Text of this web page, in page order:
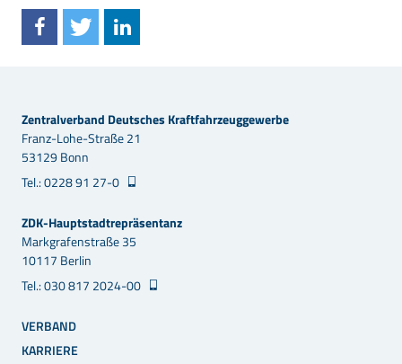
Zentralverband Deutsches Kraftfahrzeuggewerbe
Franz-Lohe-Straße 21
53129 Bonn
Tel.: 0228 91 27-0
ZDK-Hauptstadtrepräsentanz
Markgrafenstraße 35
10117 Berlin
Tel.: 030 817 2024-00
VERBAND
KARRIERE